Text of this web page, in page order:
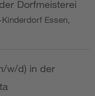
Dorfmeisterei
Essen,
w/d) in der